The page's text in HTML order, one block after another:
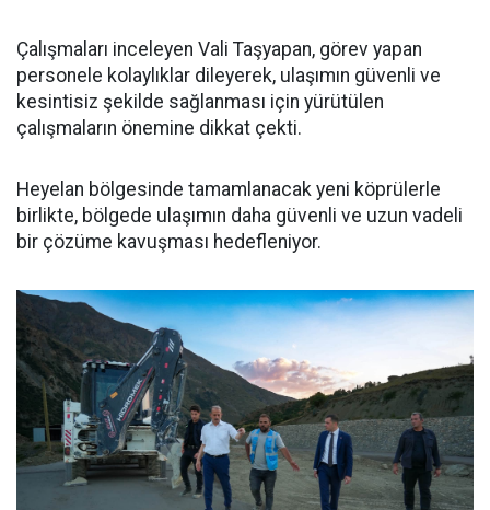
Çalışmaları inceleyen Vali Taşyapan, görev yapan
personele kolaylıklar dileyerek, ulaşımın güvenli ve
kesintisiz şekilde sağlanması için yürütülen
çalışmaların önemine dikkat çekti.
Heyelan bölgesinde tamamlanacak yeni köprülerle
birlikte, bölgede ulaşımın daha güvenli ve uzun vadeli
bir çözüme kavuşması hedefleniyor.